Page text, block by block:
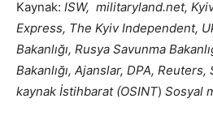
Kaynak: ISW, militaryland.net,
Express, The Kyiv Independent,
Bakanlığı, Rusya Savunma
Bakanlığı, Ajanslar, DPA, Reuters,
kaynak İstihbarat (OSINT) Sosyal